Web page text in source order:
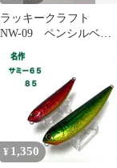
ラッキークラフト
NW-09 ペンシルベイ
ト 65mm 6.5g
¥ 1,350